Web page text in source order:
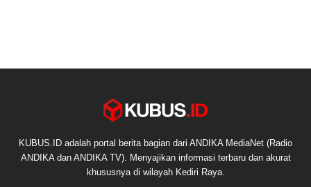
KUBUS.ID adalah portal berita bagian dari ANDIKA MediaNet (Radio
ANDIKA dan ANDIKA TV). Menyajikan informasi terbaru dan akurat
khususnya di wilayah Kediri Raya.